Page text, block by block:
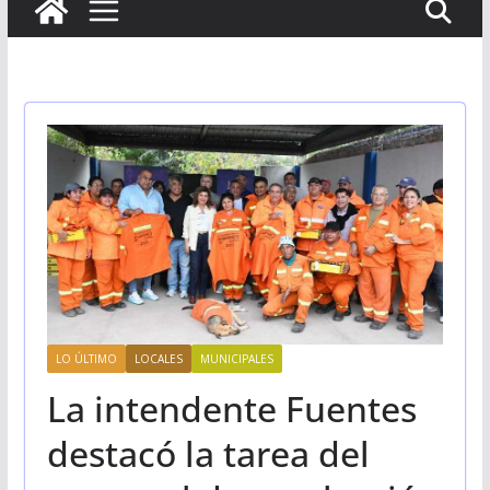
LO ÚLTIMO LOCALES MUNICIPALES
La intendente Fuentes
destacó la tarea del